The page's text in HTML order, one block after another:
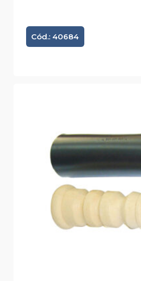
Cód.: 40684